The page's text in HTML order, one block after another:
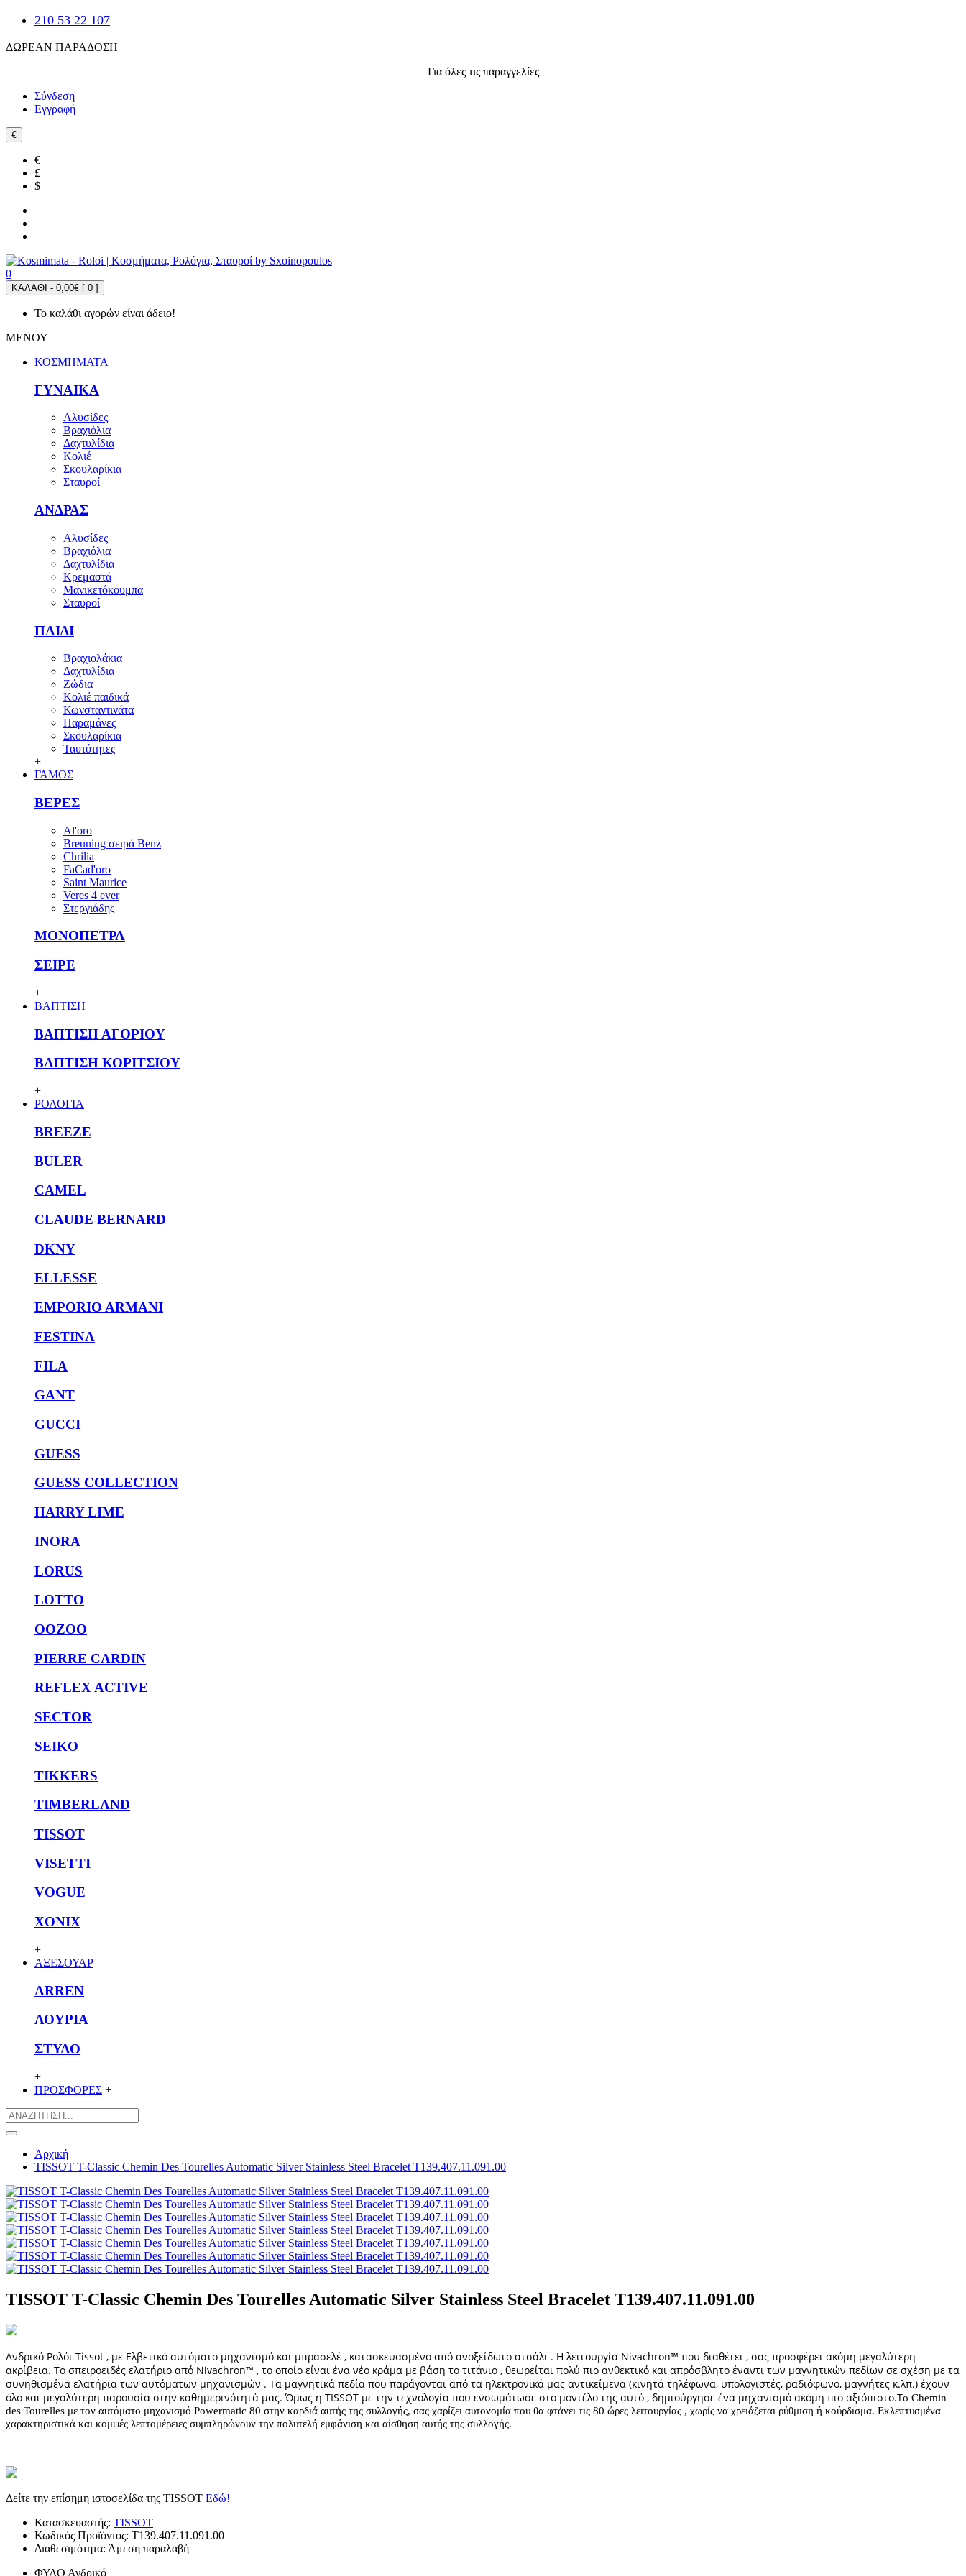
210 53 22 107
ΔΩΡΕΑΝ ΠΑΡΑΔΟΣΗ
Για όλες τις παραγγελίες
Σύνδεση
Εγγραφή
€
€
£
$
0
ΚΑΛΑΘΙ - 0,00€ [ 0 ]
Το καλάθι αγορών είναι άδειο!
ΜΕΝΟΥ
ΚΟΣΜΗΜΑΤΑ
ΓΥΝΑΙΚΑ
Αλυσίδες
Βραχιόλια
Δαχτυλίδια
Κολιέ
Σκουλαρίκια
Σταυροί
ΑΝΔΡΑΣ
Αλυσίδες
Βραχιόλια
Δαχτυλίδια
Κρεμαστά
Μανικετόκουμπα
Σταυροί
ΠΑΙΔΙ
Βραχιολάκια
Δαχτυλίδια
Ζώδια
Κολιέ παιδικά
Κωνσταντινάτα
Παραμάνες
Σκουλαρίκια
Ταυτότητες
+
ΓΑΜΟΣ
ΒΕΡΕΣ
Al'oro
Breuning σειρά Benz
Chrilia
FaCad'oro
Saint Maurice
Veres 4 ever
Στεργιάδης
ΜΟΝΟΠΕΤΡΑ
ΣΕΙΡΕ
+
ΒΑΠΤΙΣΗ
ΒΑΠΤΙΣΗ ΑΓΟΡΙΟΥ
ΒΑΠΤΙΣΗ ΚΟΡΙΤΣΙΟΥ
+
ΡΟΛΟΓΙΑ
BREEZE
BULER
CAMEL
CLAUDE BERNARD
DKNY
ELLESSE
EMPORIO ARMANI
FESTINA
FILA
GANT
GUCCI
GUESS
GUESS COLLECTION
HARRY LIME
INORA
LORUS
LOTTO
OOZOO
PIERRE CARDIN
REFLEX ACTIVE
SECTOR
SEIKO
TIKKERS
TIMBERLAND
TISSOT
VISETTI
VOGUE
XONIX
+
ΑΞΕΣΟΥΑΡ
ARREN
ΛΟΥΡΙΑ
ΣΤΥΛΟ
+
ΠΡΟΣΦΟΡΕΣ +
Αρχική
TISSOT T-Classic Chemin Des Tourelles Automatic Silver Stainless Steel Bracelet T139.407.11.091.00
TISSOT T-Classic Chemin Des Tourelles Automatic Silver Stainless Steel Bracelet T139.407.11.091.00
Ανδρικό Ρολόι Tissot , με Ελβετικό αυτόματο μηχανισμό και μπρασελέ , κατασκευασμένο από ανοξείδωτο ατσάλι . Η λειτουργία Nivachron™ που διαθέτει , σας προσφέρει ακόμη μεγαλύτερη
ακρίβεια. Το σπειροειδές ελατήριο από Nivachron™ , το οποίο είναι ένα νέο κράμα με βάση το τιτάνιο , θεωρείται πολύ πιο ανθεκτικό και απρόσβλητο έναντι των μαγνητικών πεδίων σε σχέση με τα
συνηθισμένα ελατήρια των αυτόματων μηχανισμών . Τα μαγνητικά πεδία που παράγονται από τα ηλεκτρονικά μας αντικείμενα (κινητά τηλέφωνα, υπολογιστές, ραδιόφωνο, μαγνήτες κ.λπ.) έχουν
όλο και μεγαλύτερη παρουσία στην καθημερινότητά μας. Όμως η TISSOT με την τεχνολογία που ενσωμάτωσε στο μοντέλο της αυτό , δημιούργησε ένα μηχανισμό ακόμη πιο αξιόπιστο.Το Chemin
des Tourelles με τον αυτόματο μηχανισμό Powermatic 80 στην καρδιά αυτής της συλλογής, σας χαρίζει αυτονομία που θα φτάνει τις 80 ώρες λειτουργίας , χωρίς να χρειάζεται ρύθμιση ή κούρδισμα. Εκλεπτυσμένα
χαρακτηριστικά και κομψές λεπτομέρειες συμπληρώνουν την πολυτελή εμφάνιση και αίσθηση αυτής της συλλογής.
Δείτε την επίσημη ιστοσελίδα της TISSOT Εδώ!
Κατασκευαστής: TISSOT
Κωδικός Προϊόντος: T139.407.11.091.00
Διαθεσιμότητα: Άμεση παραλαβή
ΦΥΛΟ Ανδρικό